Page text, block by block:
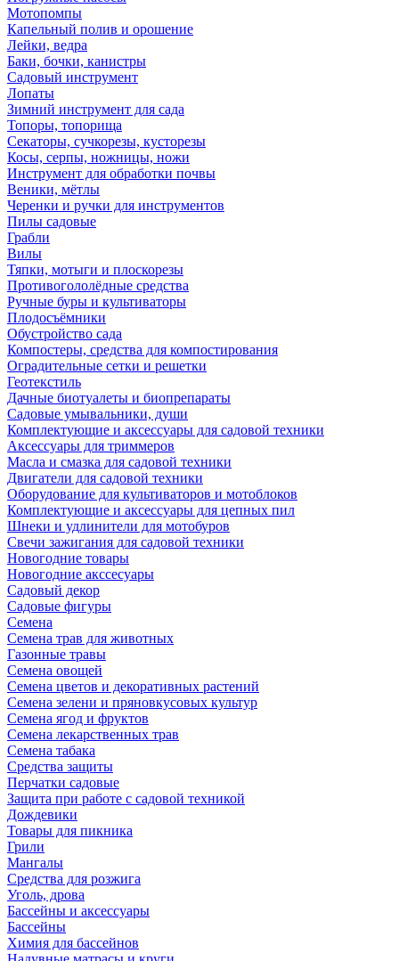
Мотопомпы
Капельный полив и орошение
Лейки, ведра
Баки, бочки, канистры
Садовый инструмент
Лопаты
Зимний инструмент для сада
Топоры, топорища
Секаторы, сучкорезы, кусторезы
Косы, серпы, ножницы, ножи
Инструмент для обработки почвы
Веники, мётлы
Черенки и ручки для инструментов
Пилы садовые
Грабли
Вилы
Тяпки, мотыги и плоскорезы
Противогололёдные средства
Ручные буры и культиваторы
Плодосъёмники
Обустройство сада
Компостеры, средства для компостирования
Оградительные сетки и решетки
Геотекстиль
Дачные биотуалеты и биопрепараты
Садовые умывальники, души
Комплектующие и аксессуары для садовой техники
Аксессуары для триммеров
Масла и смазка для садовой техники
Двигатели для садовой техники
Оборудование для культиваторов и мотоблоков
Комплектующие и аксессуары для цепных пил
Шнеки и удлинители для мотобуров
Свечи зажигания для садовой техники
Новогодние товары
Новогодние акссесуары
Садовый декор
Садовые фигуры
Семена
Семена трав для животных
Газонные травы
Семена овощей
Семена цветов и декоративных растений
Семена зелени и пряновкусовых культур
Семена ягод и фруктов
Семена лекарственных трав
Семена табака
Средства защиты
Перчатки садовые
Защита при работе с садовой техникой
Дождевики
Товары для пикника
Грили
Мангалы
Средства для розжига
Уголь, дрова
Бассейны и аксессуары
Бассейны
Химия для бассейнов